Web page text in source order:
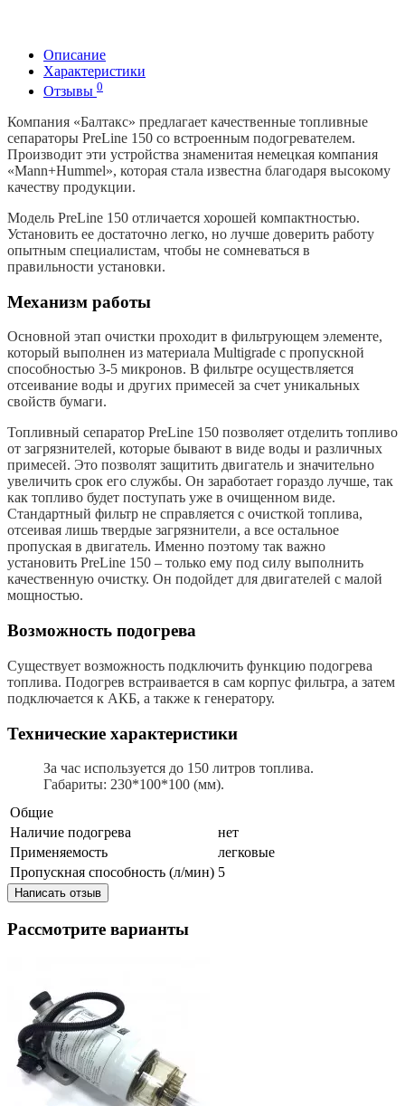
Описание
Характеристики
Отзывы 0
Компания «Балтакс» предлагает качественные топливные
сепараторы PreLine 150 со встроенным подогревателем.
Производит эти устройства знаменитая немецкая компания
«Mann+Hummel», которая стала известна благодаря высокому
качеству продукции.
Модель PreLine 150 отличается хорошей компактностью.
Установить ее достаточно легко, но лучше доверить работу
опытным специалистам, чтобы не сомневаться в
правильности установки.
Механизм работы
Основной этап очистки проходит в фильтрующем элементе,
который выполнен из материала Multigrade с пропускной
способностью 3-5 микронов. В фильтре осуществляется
отсеивание воды и других примесей за счет уникальных
свойств бумаги.
Топливный сепаратор PreLine 150 позволяет отделить топливо
от загрязнителей, которые бывают в виде воды и различных
примесей. Это позволят защитить двигатель и значительно
увеличить срок его службы. Он заработает гораздо лучше, так
как топливо будет поступать уже в очищенном виде.
Стандартный фильтр не справляется с очисткой топлива,
отсеивая лишь твердые загрязнители, а все остальное
пропуская в двигатель. Именно поэтому так важно
установить PreLine 150 – только ему под силу выполнить
качественную очистку. Он подойдет для двигателей с малой
мощностью.
Возможность подогрева
Существует возможность подключить функцию подогрева
топлива. Подогрев встраивается в сам корпус фильтра, а затем
подключается к АКБ, а также к генератору.
Технические характеристики
За час используется до 150 литров топлива.
Габариты: 230*100*100 (мм).
Общие
Наличие подогрева
нет
Применяемость
легковые
Пропускная способность (л/мин) 5
Написать отзыв
Рассмотрите варианты